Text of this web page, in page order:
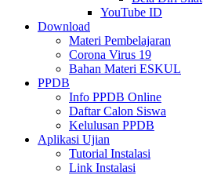
YouTube ID
Download
Materi Pembelajaran
Corona Virus 19
Bahan Materi ESKUL
PPDB
Info PPDB Online
Daftar Calon Siswa
Kelulusan PPDB
Aplikasi Ujian
Tutorial Instalasi
Link Instalasi